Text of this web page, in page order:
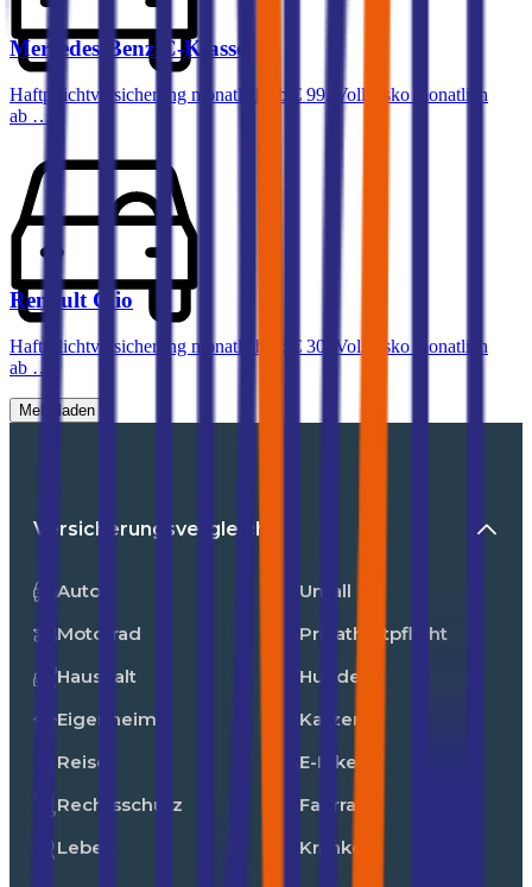
Mercedes-Benz C-Klasse
Haftpflichtversicherung monatlich ab € 99,
Vollkasko monatlich
ab …
Renault Clio
Haftpflichtversicherung monatlich ab € 30
Vollkasko monatlich
ab …
Mehr laden
Versicherungsvergleiche
Auto
Motorrad
Haushalt
Eigenheim
Reise
Rechtsschutz
Leben
Unfall
Privathaftpflicht
Hunde
Katzen
E-Bike
Fahrrad
Kranken